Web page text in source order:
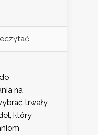
na
trwały
który